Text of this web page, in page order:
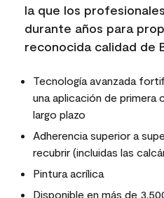
la que los
durante años para
reconocida calidad de
Tecnología avanzada
una aplicación de primera
largo plazo
Adherencia superior a
recubrir (incluidas las
Pintura acrílica
Disponible en más de